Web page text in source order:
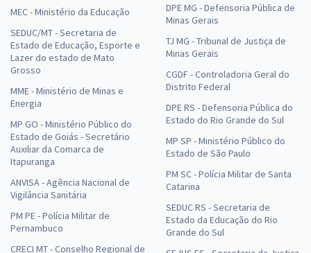
MEC - Ministério da Educação
SEDUC/MT - Secretaria de
Estado de Educação, Esporte e
Lazer do estado de Mato
Grosso
MME - Ministério de Minas e
Energia
MP GO - Ministério Público do
Estado de Goiás - Secretário
Auxiliar da Comarca de
Itapuranga
ANVISA - Agência Nacional de
Vigilância Sanitária
PM PE - Polícia Militar de
Pernambuco
CRECI MT - Conselho Regional de
DPE MG - Defensoria Pública de
Minas Gerais
TJ MG - Tribunal de Justiça de
Minas Gerais
CGDF - Controladoria Geral do
Distrito Federal
DPE RS - Defensoria Pública do
Estado do Rio Grande do Sul
MP SP - Ministério Público do
Estado de São Paulo
PM SC - Polícia Militar de Santa
Catarina
SEDUC RS - Secretaria de
Estado da Educação do Rio
Grande do Sul